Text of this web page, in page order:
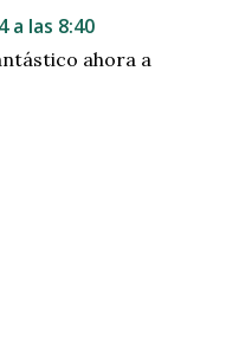
a las 8:40
ahora a